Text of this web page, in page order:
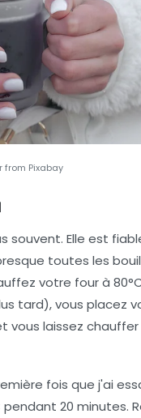
from Pixabay
souvent. Elle est
toutes les
votre four à
tard), vous placez
vous laissez
fois que j'ai
20 minutes.